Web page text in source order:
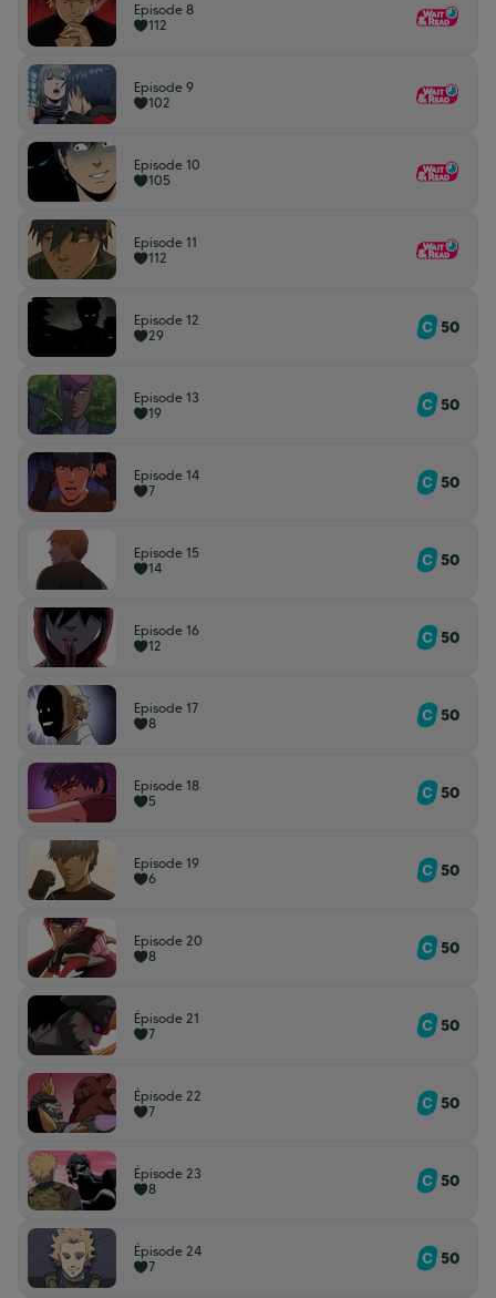
Episode 8
112
Episode 9
102
Episode 10
105
Episode 11
112
Episode 12
29
50
Episode 13
19
50
Episode 14
7
50
Episode 15
14
50
Episode 16
12
50
Episode 17
8
50
Episode 18
5
50
Episode 19
6
50
Episode 20
8
50
Épisode 21
7
50
Épisode 22
7
50
Épisode 23
8
50
Épisode 24
7
50